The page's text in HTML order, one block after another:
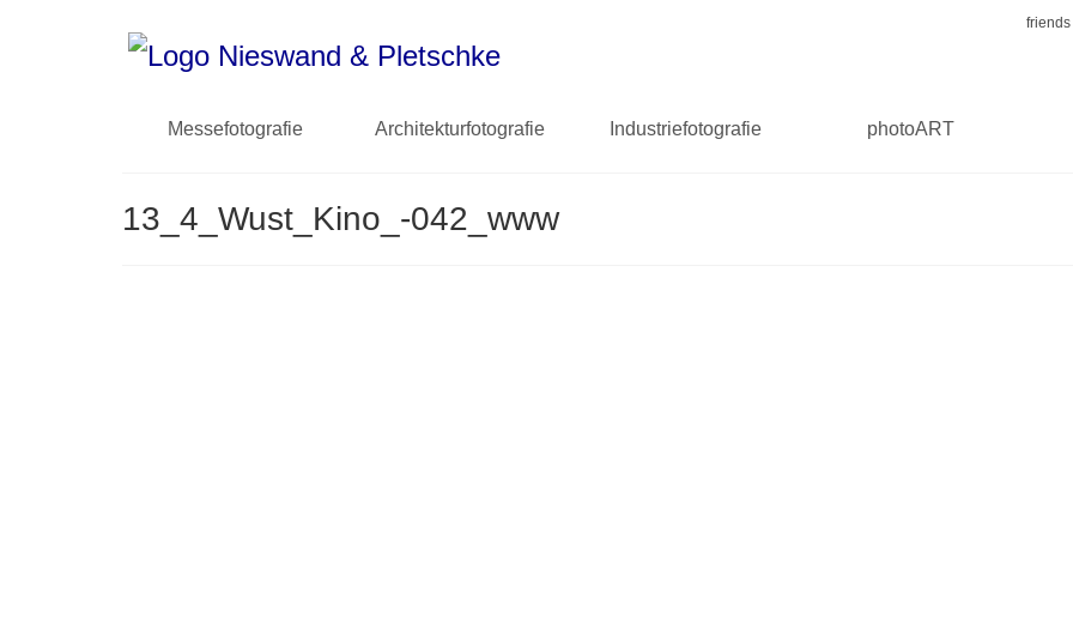
Messefotografie Architekturfotografie Industriefotografie photoART
13_4_Wust_Kino_-042_www